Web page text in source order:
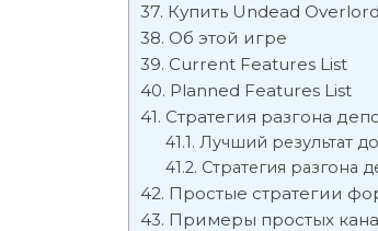
Купить Undead Overlord
Об этой игре
Current Features List
Planned Features List
Стратегия разгона
Лучший результат
Стратегия разгона
Простые стратегии
Примеры простых